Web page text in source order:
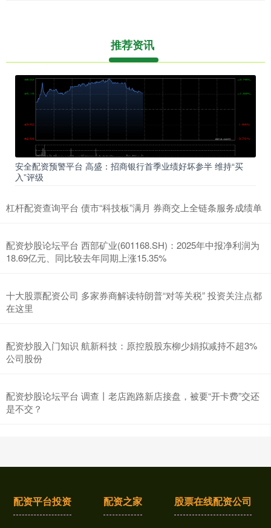
推荐资讯
安全配资预警平台 高盛：招商银行首季业绩好坏参半 维持“买
入”评级
杠杆配资查询平台 债市“科技板”满月 券商交上全链条服务成绩单
配资炒股论坛平台 西部矿业(601168.SH)：2025年中报净利润为
18.69亿元、同比较去年同期上涨15.35%
十大股票配资公司 多家券商解读特朗普“对等关税” 投资关注点都
在这里
配资炒股入门知识 航新科技：原控股股东柳少娟拟减持不超3%
公司股份
配资炒股论坛平台 调查丨老店跑路新店接盘，被要“开卡费”交还
是不交？
配资平台投资 配资之家 股票在线配资公司